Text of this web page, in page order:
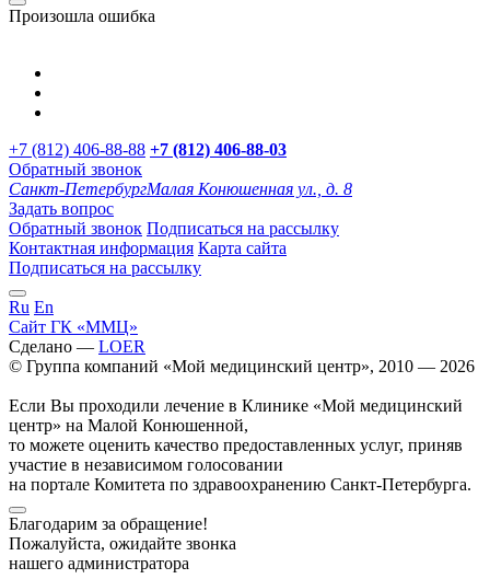
Произошла ошибка
+7 (812) 406-88-88 +7 (812) 406-88-03
Обратный звонок
Санкт-ПетербургМалая Конюшенная ул., д. 8
Задать вопрос
Обратный звонок Подписаться на рассылку
Контактная информация Карта сайта
Подписаться на рассылку
Ru En
Сайт ГК «ММЦ»
Сделано — LOER
© Группа компаний «Мой медицинский центр», 2010 — 2026
Если Вы проходили лечение в Клинике «Мой медицинский
центр» на Малой Конюшенной,
то можете оценить качество предоставленных услуг, приняв
участие в независимом голосовании
на портале Комитета по здравоохранению Санкт-Петербурга.
Благодарим за обращение!
Пожалуйста, ожидайте звонка
нашего администратора